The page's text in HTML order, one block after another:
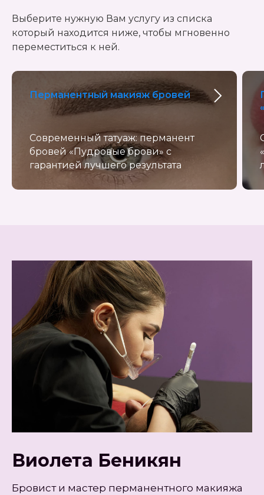
Выберите нужную Вам услугу из списка
который находится ниже, чтобы мгновенно
переместиться к ней.
Перманентный макияж бровей
Современный татуаж: перманент
бровей «Пудровые брови» с
гарантией лучшего результата
Виолета Беникян
Бровист и мастер перманентного макияжа